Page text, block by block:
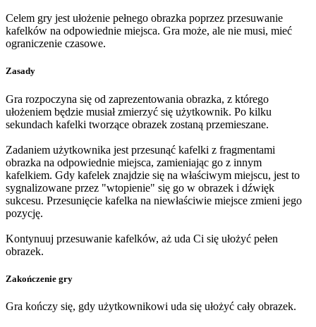
Celem gry jest ułożenie pełnego obrazka poprzez przesuwanie
kafelków na odpowiednie miejsca. Gra może, ale nie musi, mieć
ograniczenie czasowe.
Zasady
Gra rozpoczyna się od zaprezentowania obrazka, z którego
ułożeniem będzie musiał zmierzyć się użytkownik. Po kilku
sekundach kafelki tworzące obrazek zostaną przemieszane.
Zadaniem użytkownika jest przesunąć kafelki z fragmentami
obrazka na odpowiednie miejsca, zamieniając go z innym
kafelkiem. Gdy kafelek znajdzie się na właściwym miejscu, jest to
sygnalizowane przez "wtopienie" się go w obrazek i dźwięk
sukcesu. Przesunięcie kafelka na niewłaściwie miejsce zmieni jego
pozycję.
Kontynuuj przesuwanie kafelków, aż uda Ci się ułożyć pełen
obrazek.
Zakończenie gry
Gra kończy się, gdy użytkownikowi uda się ułożyć cały obrazek.